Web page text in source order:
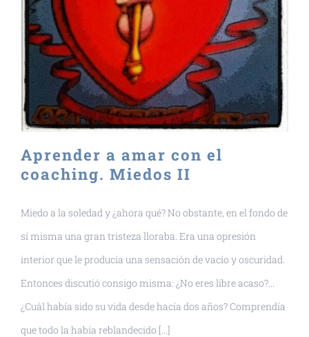
Aprender a amar con el
coaching. Miedos II
Miedo a la soledad y ¿ahora qué? No obstante, en el fondo de
sí misma una gran tristeza lloraba. Era una opresión
interior que le producía una sensación de vacío y oscuridad.
Entonces discutió consigo misma: ¿No eres libre acaso?...
¿Cuál había sido su vida desde hacía dos años? Comprendía
que todo la había reblandecido [...]